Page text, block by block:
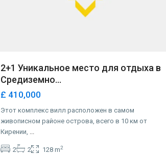
2+1 Уникальное место для отдыха в
Средиземно...
£ 410,000
Этот комплекс вилл расположен в самом
живописном районе острова, всего в 10 км от
Кирении, ...
2 2 128 m2